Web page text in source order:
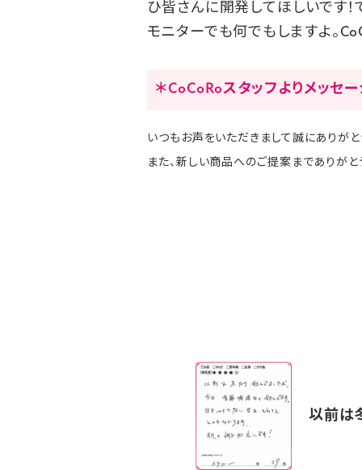
ひ皆さんに開発してほしいです！
モニターでも何でもしますよ。
＊CoCoRoスタッフよりメッセ
いつもお声をいただきまして誠にありが
また、新しい商品へのご提案までありが
以前は